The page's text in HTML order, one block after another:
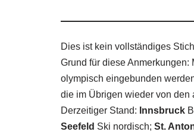
Dies ist kein vollständiges
Grund für diese
olympisch eingebunden
die im Übrigen wieder von den
Derzeitiger Stand: Innsbruck
Seefeld Ski nordisch; St.